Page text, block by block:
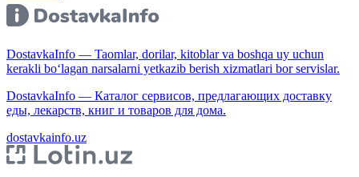
DostavkaInfo — Taomlar, dorilar, kitoblar va boshqa uy uchun
kerakli bo‘lagan narsalarni yetkazib berish xizmatlari bor servislar.
DostavkaInfo — Каталог сервисов, предлагающих доставку
еды, лекарств, книг и товаров для дома.
dostavkainfo.uz